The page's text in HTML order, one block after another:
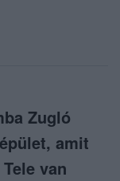
Zugló
amit
van